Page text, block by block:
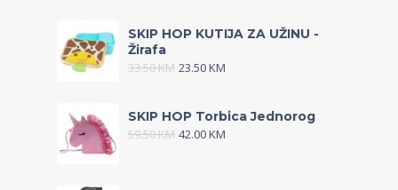
SKIP HOP KUTIJA ZA UŽINU -
Žirafa
33.50KM 23.50KM
SKIP HOP Torbica Jednorog
59.50KM 42.00KM